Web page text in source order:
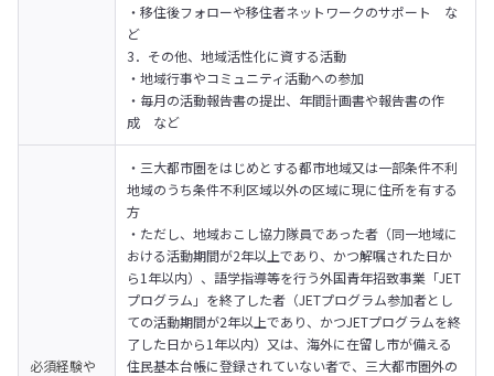
・移住後フォローや移住者ネットワークのサポート　な
ど
3．その他、地域活性化に資する活動
・地域行事やコミュニティ活動への参加
・毎月の活動報告書の提出、年間計画書や報告書の作
成　など
必須経験や
・三大都市圏をはじめとする都市地域又は一部条件不利
地域のうち条件不利区域以外の区域に現に住所を有する
方
・ただし、地域おこし協力隊員であった者（同一地域に
おける活動期間が2年以上であり、かつ解嘱された日か
ら1年以内）、語学指導等を行う外国青年招致事業「JET
プログラム」を終了した者（JETプログラム参加者とし
ての活動期間が2年以上であり、かつJETプログラムを終
了した日から1年以内）又は、海外に在留し市が備える
住民基本台帳に登録されていない者で、三大都市圏外の